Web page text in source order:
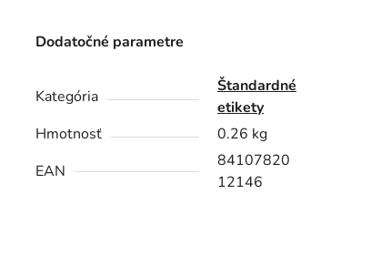
Dodatočné parametre
Kategória
Štandardné
etikety
Hmotnosť
0.26 kg
EAN
84107820
12146